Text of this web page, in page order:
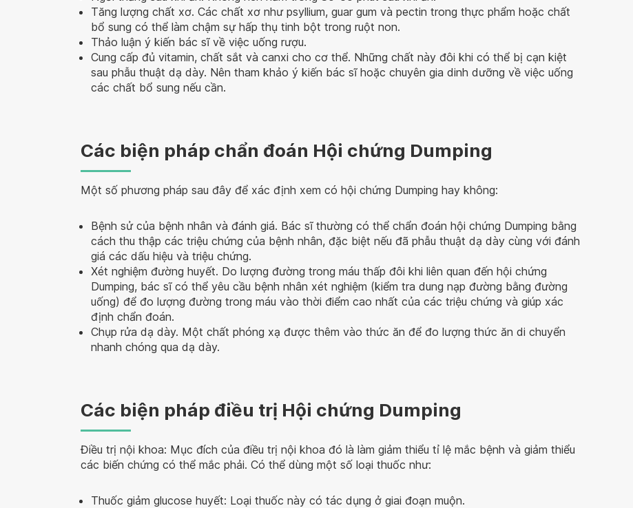
Tăng lượng chất xơ. Các chất xơ như psyllium, guar gum và pectin trong thực phẩm hoặc chất
bổ sung có thể làm chậm sự hấp thụ tinh bột trong ruột non.
Thảo luận ý kiến bác sĩ về việc uống rượu.
Cung cấp đủ vitamin, chất sắt và canxi cho cơ thể. Những chất này đôi khi có thể bị cạn kiệt
sau phẫu thuật dạ dày. Nên tham khảo ý kiến bác sĩ hoặc chuyên gia dinh dưỡng về việc uống
các chất bổ sung nếu cần.
Các biện pháp chẩn đoán Hội chứng Dumping
Một số phương pháp sau đây để xác định xem có hội chứng Dumping hay không:
Bệnh sử của bệnh nhân và đánh giá. Bác sĩ thường có thể chẩn đoán hội chứng Dumping bằng
cách thu thập các triệu chứng của bệnh nhân, đặc biệt nếu đã phẫu thuật dạ dày cùng với đánh
giá các dấu hiệu và triệu chứng.
Xét nghiệm đường huyết. Do lượng đường trong máu thấp đôi khi liên quan đến hội chứng
Dumping, bác sĩ có thể yêu cầu bệnh nhân xét nghiệm (kiểm tra dung nạp đường bằng đường
uống) để đo lượng đường trong máu vào thời điểm cao nhất của các triệu chứng và giúp xác
định chẩn đoán.
Chụp rửa dạ dày. Một chất phóng xạ được thêm vào thức ăn để đo lượng thức ăn di chuyển
nhanh chóng qua dạ dày.
Các biện pháp điều trị Hội chứng Dumping
Điều trị nội khoa: Mục đích của điều trị nội khoa đó là làm giảm thiểu tỉ lệ mắc bệnh và giảm thiểu
các biến chứng có thể mắc phải. Có thể dùng một số loại thuốc như:
Thuốc giảm glucose huyết: Loại thuốc này có tác dụng ở giai đoạn muộn.